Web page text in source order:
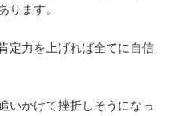
ります。
定力を上げれば全てに自信
いかけて挫折しそうになっ